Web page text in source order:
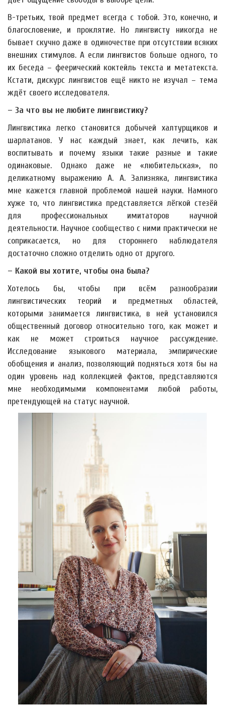
В-третьих, твой предмет всегда с тобой. Это, конечно, и
благословение, и проклятие. Но лингвисту никогда не
бывает скучно даже в одиночестве при отсутствии всяких
внешних стимулов. А если лингвистов больше одного, то
их беседа – феерический коктейль текста и метатекста.
Кстати, дискурс лингвистов ещё никто не изучал – тема
ждёт своего исследователя.
– За что вы не любите лингвистику?
Лингвистика легко становится добычей халтурщиков и
шарлатанов. У нас каждый знает, как лечить, как
воспитывать и почему языки такие разные и такие
одинаковые. Однако даже не «любительская», по
деликатному выражению А. А. Зализняка, лингвистика
мне кажется главной проблемой нашей науки. Намного
хуже то, что лингвистика представляется лёгкой стезёй
для профессиональных имитаторов научной
деятельности. Научное сообщество с ними практически не
соприкасается, но для стороннего наблюдателя
достаточно сложно отделить одно от другого.
– Какой вы хотите, чтобы она была?
Хотелось бы, чтобы при всём разнообразии
лингвистических теорий и предметных областей,
которыми занимается лингвистика, в ней установился
общественный договор относительно того, как может и
как не может строиться научное рассуждение.
Исследование языкового материала, эмпирические
обобщения и анализ, позволяющий подняться хотя бы на
один уровень над коллекцией фактов, представляются
мне необходимыми компонентами любой работы,
претендующей на статус научной.